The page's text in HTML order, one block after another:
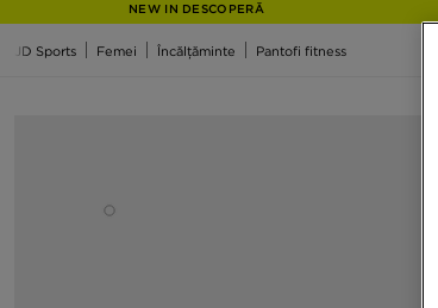
NEW IN DESCOPERĂ
JD Sports Femei Încălțăminte Pantofi fitness